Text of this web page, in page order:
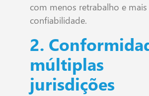
com menos retrabalho e mais
confiabilidade.
2.
múltiplas
jurisdições